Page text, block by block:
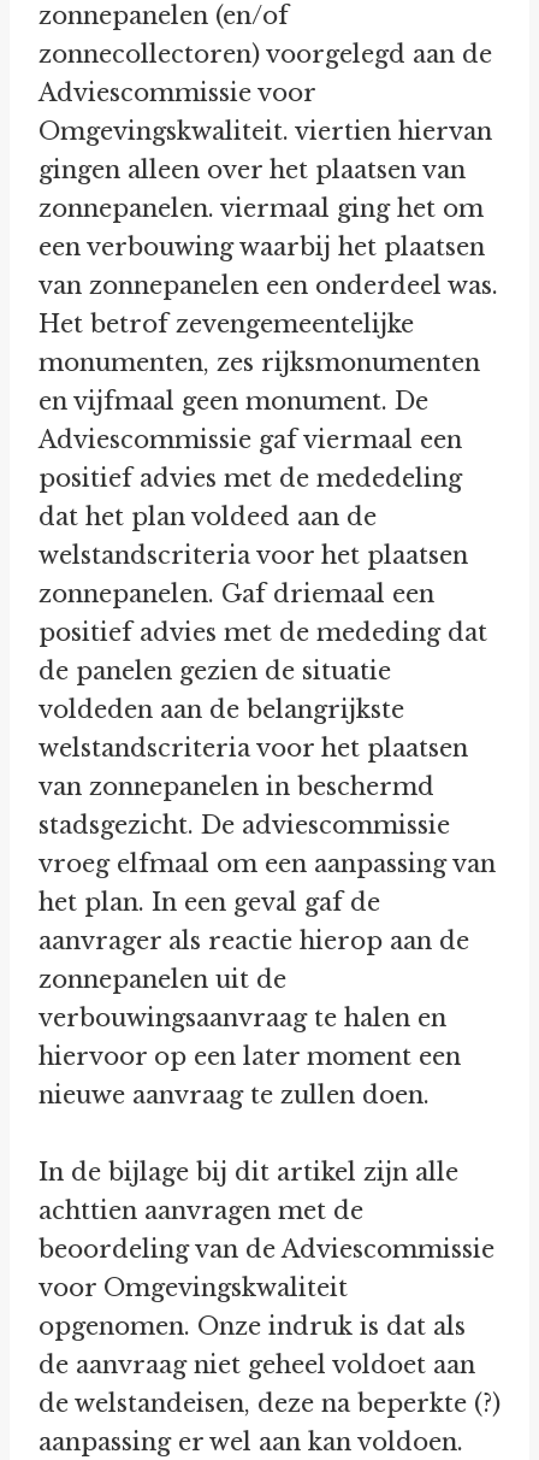
zonnepanelen (en/of
zonnecollectoren) voorgelegd aan de
Adviescommissie voor
Omgevingskwaliteit. viertien hiervan
gingen alleen over het plaatsen van
zonnepanelen. viermaal ging het om
een verbouwing waarbij het plaatsen
van zonnepanelen een onderdeel was.
Het betrof zevengemeentelijke
monumenten, zes rijksmonumenten
en vijfmaal geen monument. De
Adviescommissie gaf viermaal een
positief advies met de mededeling
dat het plan voldeed aan de
welstandscriteria voor het plaatsen
zonnepanelen. Gaf driemaal een
positief advies met de mededing dat
de panelen gezien de situatie
voldeden aan de belangrijkste
welstandscriteria voor het plaatsen
van zonnepanelen in beschermd
stadsgezicht. De adviescommissie
vroeg elfmaal om een aanpassing van
het plan. In een geval gaf de
aanvrager als reactie hierop aan de
zonnepanelen uit de
verbouwingsaanvraag te halen en
hiervoor op een later moment een
nieuwe aanvraag te zullen doen.
In de bijlage bij dit artikel zijn alle
achttien aanvragen met de
beoordeling van de Adviescommissie
voor Omgevingskwaliteit
opgenomen. Onze indruk is dat als
de aanvraag niet geheel voldoet aan
de welstandeisen, deze na beperkte (?)
aanpassing er wel aan kan voldoen.